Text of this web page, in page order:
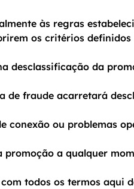
às regras
os critérios definidos
desclassificação da
de fraude acarretará
conexão ou problemas
promoção a qualquer
todos os termos aqui